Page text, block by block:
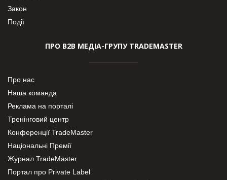
Закон
Події
ПРО В2В МЕДІА-ГРУПУ TRADEMASTER
Про нас
Наша команда
Реклама на порталі
Тренінговий центр
Конференції TradeMaster
Національні Премії
Журнал TradeMaster
Портал про Private Label